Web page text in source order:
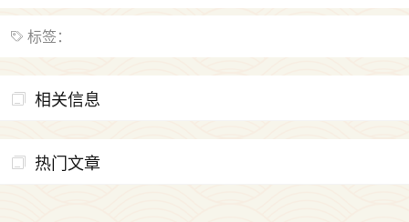
标签：
相关信息
热门文章